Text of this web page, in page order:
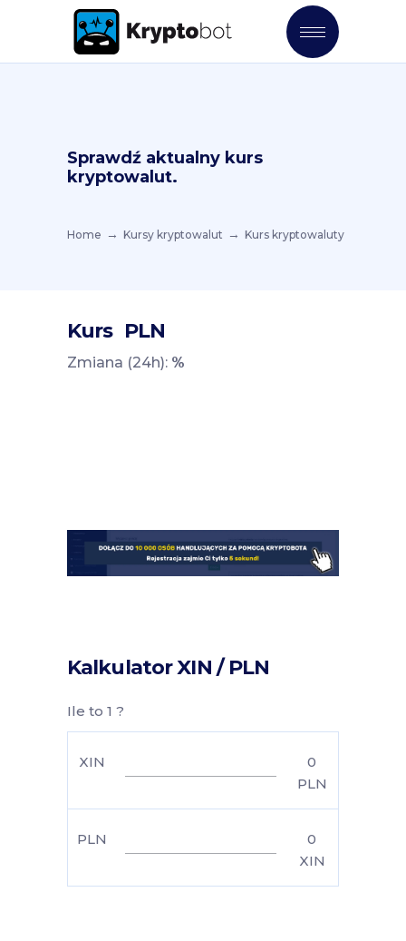
Sprawdź aktualny kurs
kryptowalut.
Home Kursy kryptowalut Kurs kryptowaluty
Kurs PLN
Zmiana (24h): %
Kalkulator XIN / PLN
Ile to 1 ?
XIN
0
PLN
PLN
0
XIN